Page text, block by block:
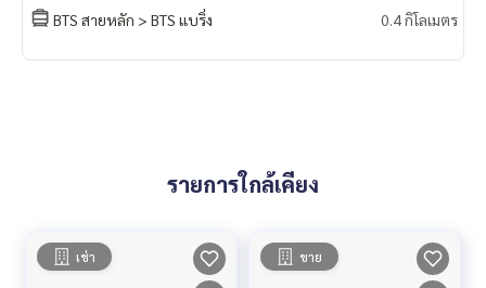
BTS สายหลัก > BTS แบริ่ง 0.4 กิโลเมตร
รายการใกล้เคียง
เช่า ขาย